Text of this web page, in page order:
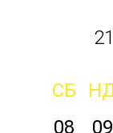
СБ
08
09